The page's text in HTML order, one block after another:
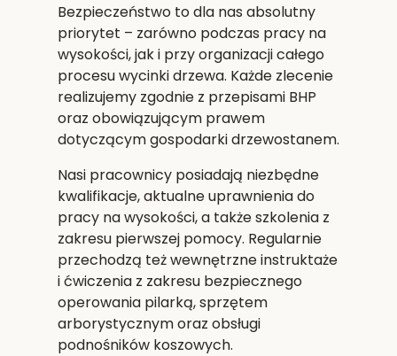
Bezpieczeństwo to dla nas absolutny
priorytet – zarówno podczas pracy na
wysokości, jak i przy organizacji całego
procesu wycinki drzewa. Każde zlecenie
realizujemy zgodnie z przepisami BHP
oraz obowiązującym prawem
dotyczącym gospodarki drzewostanem.
Nasi pracownicy posiadają niezbędne
kwalifikacje, aktualne uprawnienia do
pracy na wysokości, a także szkolenia z
zakresu pierwszej pomocy. Regularnie
przechodzą też wewnętrzne instruktaże
i ćwiczenia z zakresu bezpiecznego
operowania pilarką, sprzętem
arborystycznym oraz obsługi
podnośników koszowych.